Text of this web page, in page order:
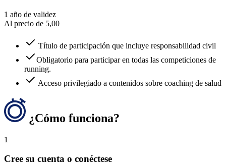
1 año de validez
Al precio de 5,00
Título de participación que incluye responsabilidad civil
Obligatorio para participar en todas las competiciones de
running.
Acceso privilegiado a contenidos sobre coaching de salud
¿Cómo funciona?
1
Cree su cuenta o conéctese